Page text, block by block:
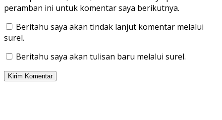
peramban ini untuk komentar saya berikutnya.
Beritahu saya akan tindak lanjut komentar melalui
surel.
Beritahu saya akan tulisan baru melalui surel.